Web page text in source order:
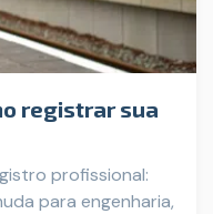
registrar sua
profissional:
para engenharia,